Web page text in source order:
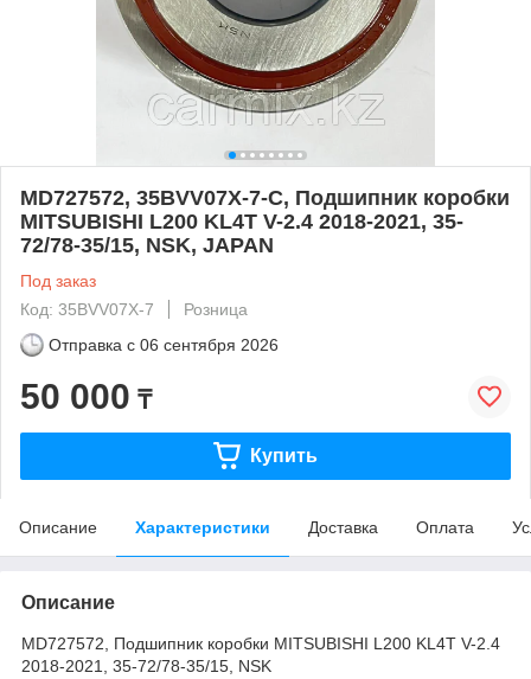
MD727572, 35BVV07X-7-C, Подшипник коробки
MITSUBISHI L200 KL4T V-2.4 2018-2021, 35-
72/78-35/15, NSK, JAPAN
Под заказ
Код: 35BVV07X-7
Розница
Отправка с 06 сентября 2026
50 000 ₸
Купить
Описание Характеристики Доставка Оплата
Описание
MD727572, Подшипник коробки MITSUBISHI L200 KL4T V-2.4
2018-2021, 35-72/78-35/15, NSK